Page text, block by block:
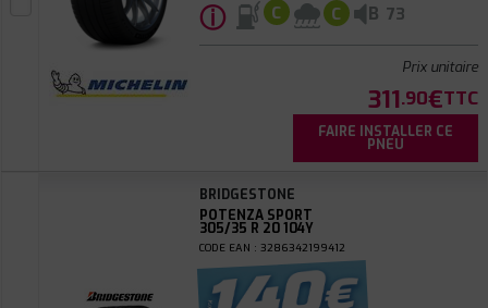
ⓘ C C B 73
Prix unitaire
311.90€TTC
FAIRE INSTALLER CE
PNEU
BRIDGESTONE
POTENZA SPORT
305/35 R 20 104Y
CODE EAN : 3286342199412